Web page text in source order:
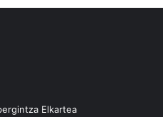
Elkartea